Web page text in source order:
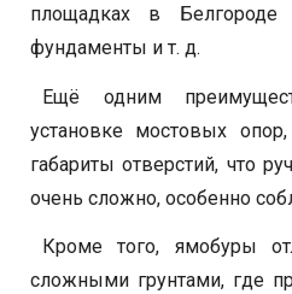
площадках в Белгороде
фундаменты и т. д.
Ещё одним
установке мостовых
габариты отверстий, что
очень сложно, особенно
Кроме того, ямобуры
сложными грунтами, где